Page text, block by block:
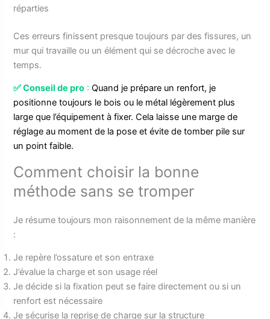
réparties
Ces erreurs finissent presque toujours par des fissures, un
mur qui travaille ou un élément qui se décroche avec le
temps.
✅Conseil de pro :Quand je prépare un renfort, je
positionne toujours le bois ou le métal légèrement plus
large que l’équipement à fixer. Cela laisse une marge de
réglage au moment de la pose et évite de tomber pile sur
un point faible.
Comment choisir la bonne
méthode sans se tromper
Je résume toujours mon raisonnement de la même manière
:
Je repère l’ossature et son entraxe
J’évalue la charge et son usage réel
Je décide si la fixation peut se faire directement ou si un
renfort est nécessaire
Je sécurise la reprise de charge sur la structure